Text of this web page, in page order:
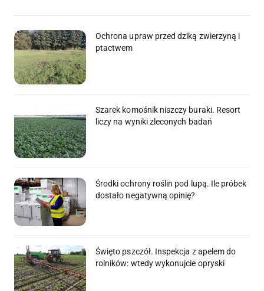
Ochrona upraw przed dziką zwierzyną i
ptactwem
Szarek komośnik niszczy buraki. Resort
liczy na wyniki zleconych badań
Środki ochrony roślin pod lupą. Ile próbek
dostało negatywną opinię?
Święto pszczół. Inspekcja z apelem do
rolników: wtedy wykonujcie opryski